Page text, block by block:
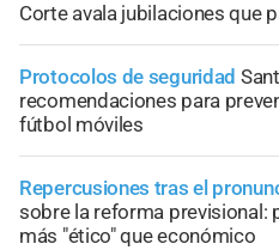
Corte avala jubilaciones que
Protocolos de seguridad
recomendaciones para
fútbol móviles
Repercusiones tras el
sobre la reforma previsional:
más "ético" que económico